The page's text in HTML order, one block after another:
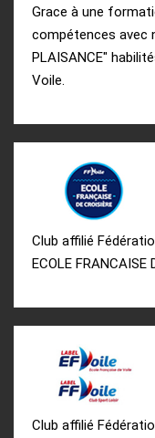
Grace à une
compétences avec
PLAISANCE"
Voile.
Club affilié
ECOLE FRANCAISE
Club affilié